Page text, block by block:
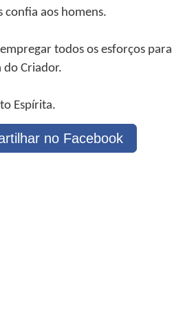
confia aos homens.
todos os esforços para
do Criador.
Espírita.
no Facebook